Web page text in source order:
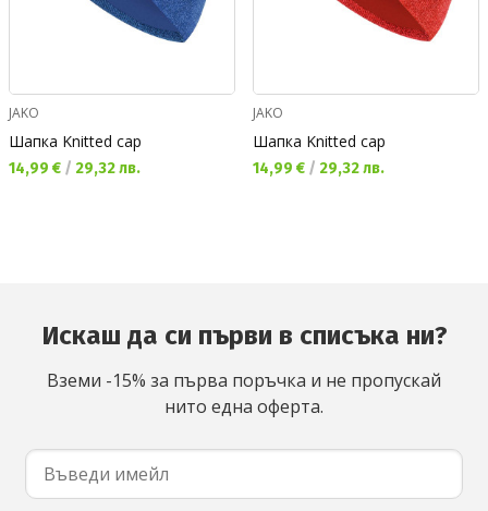
JAKO
Шапка Knitted cap
Текуща цена:
14,99 € / 29,32 лв.
JAKO
Шапка Knitted cap
Текуща цена:
14,99 € / 29,32 лв.
Искаш да си първи в списъка ни?
Вземи -15% за първа поръчка и не пропускай
нито една оферта.